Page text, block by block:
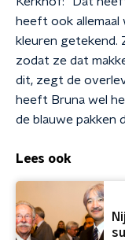
heeft ook allemaal
kleuren getekend.
zodat ze dat
dit, zegt de
heeft Bruna wel
de blauwe pakken
Lees ook